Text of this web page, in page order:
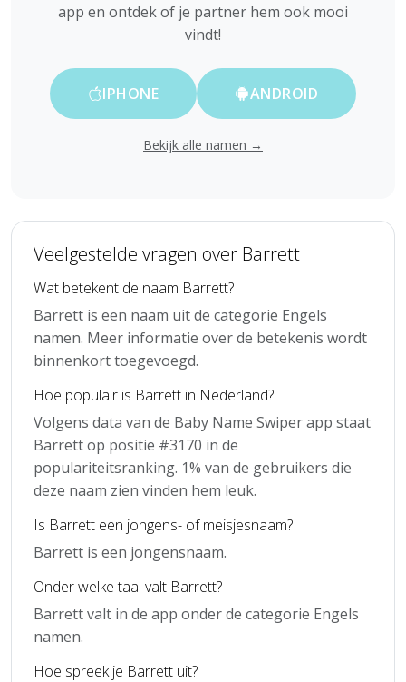
app en ontdek of je partner hem ook mooi
vindt!
IPHONE ANDROID
Bekijk alle namen →
Veelgestelde vragen over Barrett
Wat betekent de naam Barrett?
Barrett is een naam uit de categorie Engels
namen. Meer informatie over de betekenis wordt
binnenkort toegevoegd.
Hoe populair is Barrett in Nederland?
Volgens data van de Baby Name Swiper app staat
Barrett op positie #3170 in de
populariteitsranking. 1% van de gebruikers die
deze naam zien vinden hem leuk.
Is Barrett een jongens- of meisjesnaam?
Barrett is een jongensnaam.
Onder welke taal valt Barrett?
Barrett valt in de app onder de categorie Engels
namen.
Hoe spreek je Barrett uit?